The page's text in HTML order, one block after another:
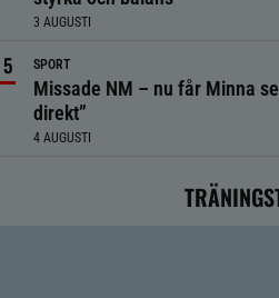
3 AUGUSTI
SPORT
Missade NM – nu får Minna
direkt”
4 AUGUSTI